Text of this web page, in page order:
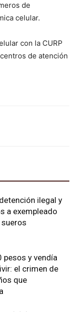
de
celular.
con la CURP
de atención
ilegal y
a exempleado
pesos y vendía
el crimen de
que